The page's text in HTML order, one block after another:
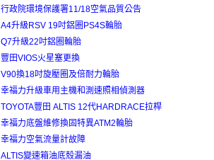
行政院環境保護署11/18空氣品質公告
A4升級RSV 19吋鋁圈PS4S輪胎
Q7升級22吋鋁圈輪胎
豐田VIOS火星塞更換
V90換18吋旋壓圈及倍耐力輪胎
幸福力升級車用主機和測速照相偵測器
TOYOTA豐田 ALTIS 12代HARDRACE拉桿
幸福力底盤維修換固特異ATM2輪胎
幸福力空氣流量計故障
ALTIS變速箱油底殼漏油